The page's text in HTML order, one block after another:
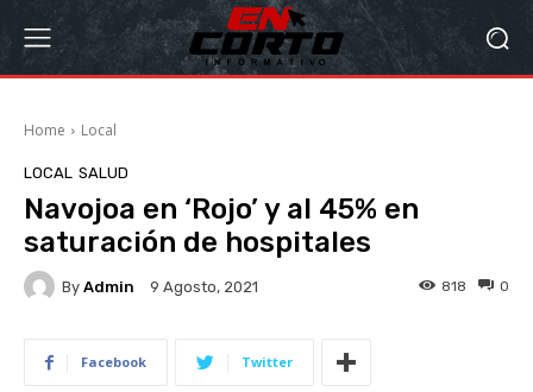
Home Local
LOCAL SALUD
Navojoa en ‘Rojo’ y al 45% en
saturación de hospitales
By Admin 9 Agosto, 2021 0
818
Facebook Twitter